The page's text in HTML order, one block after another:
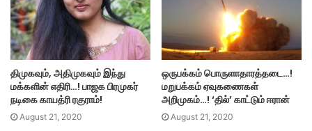
திமுகவும், அதிமுகவும் இந்து
மக்களின் எதிரி…! பாஜக பிரமுகர்
நடிகை காயத்ரி ரகுராம்!
August 21, 2020
ஒருபக்கம் பொருளாதாரத்தடை…!
மறுபக்கம் ஏவுகணைகள்
அறிமுகம்…! ‘தில்’ காட்டும் ஈரான்
August 21, 2020